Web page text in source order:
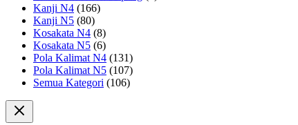
Kanji N4 (166)
Kanji N5 (80)
Kosakata N4 (8)
Kosakata N5 (6)
Pola Kalimat N4 (131)
Pola Kalimat N5 (107)
Semua Kategori (106)